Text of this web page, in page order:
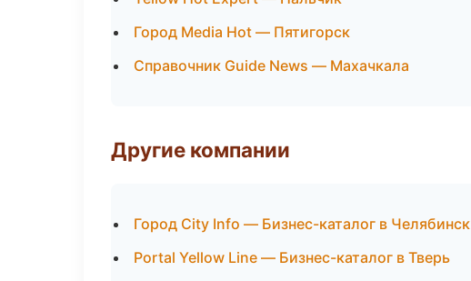
Город Media Hot — Пятигорск
Справочник Guide News — Махачкала
Другие компании
Город City Info — Бизнес-каталог в Челябинск
Portal Yellow Line — Бизнес-каталог в Тверь